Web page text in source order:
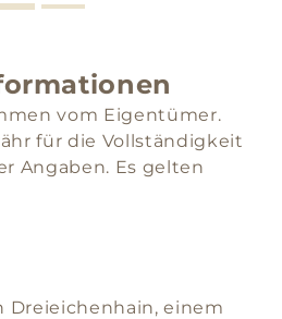
vom Eigentümer.
für die Vollständigkeit
Angaben. Es gelten
Dreieichenhain, einem